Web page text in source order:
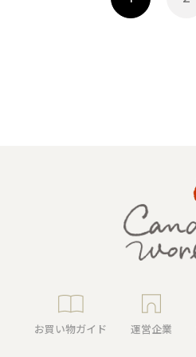
ンドルお買い物ガイド 運営企業